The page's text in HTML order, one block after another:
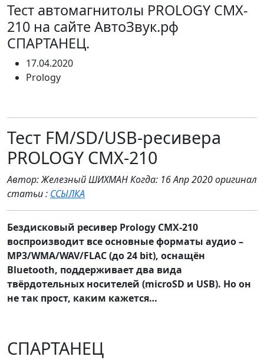
Тест автомагнитолы PROLOGY CMX-
210 на сайте АвтоЗвук.рф
СПАРТАНЕЦ.
17.04.2020
Prology
Тест FM/SD/USB-ресивера
PROLOGY CMX-210
Автор: Железный ШИХМАН Когда: 16 Апр 2020 оригинал
статьи : ССЫЛКА
Бездисковый ресивер Prology CMX-210
воспроизводит все основные форматы аудио –
MP3/WMA/WAV/FLAC (до 24 bit), оснащён
Bluetooth, поддерживает два вида
твёрдотельных носителей (microSD и USB). Но он
не так прост, каким кажется…
СПАРТАНЕЦ